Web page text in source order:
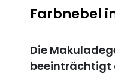
Farbnebel
Die
beeinträchtigt